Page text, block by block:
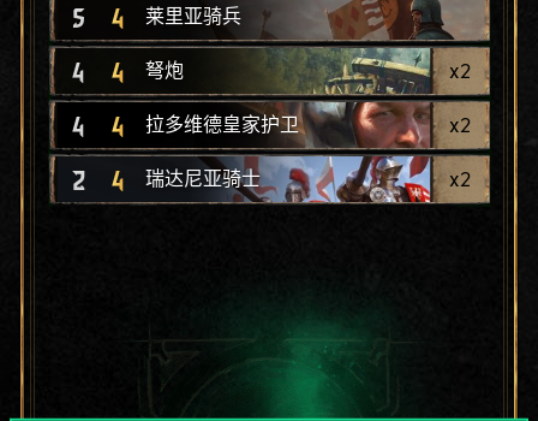
5 4 莱里亚骑兵
4 4 弩炮 x2
4 4 拉多维德皇家护卫 x2
2 4 瑞达尼亚骑士 x2